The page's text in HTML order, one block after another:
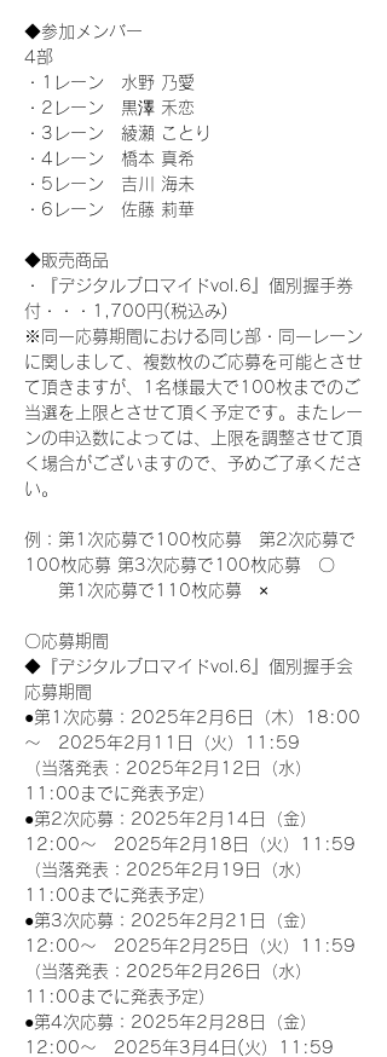
◆参加メンバー
4部
・1レーン　水野 乃愛
・2レーン　黒澤 禾恋
・3レーン　綾瀬 ことり
・4レーン　橋本 真希
・5レーン　吉川 海未
・6レーン　佐藤 莉華
◆販売商品
・『デジタルブロマイドvol.6』個別握手券
付・・・1,700円(税込み)
※同一応募期間における同じ部・同一レーン
に関しまして、複数枚のご応募を可能とさせ
て頂きますが、1名様最大で100枚までのご
当選を上限とさせて頂く予定です。またレー
ンの申込数によっては、上限を調整させて頂
く場合がございますので、予めご了承くださ
い。
例：第1次応募で100枚応募　第2次応募で
100枚応募 第3次応募で100枚応募　〇
第1次応募で110枚応募　×
〇応募期間
◆『デジタルブロマイドvol.6』個別握手会
応募期間
●第1次応募：2025年2月6日（木）18:00
～　2025年2月11日（火）11:59
（当落発表：2025年2月12日（水）
11:00までに発表予定）
●第2次応募：2025年2月14日（金）
12:00～　2025年2月18日（火）11:59
（当落発表：2025年2月19日（水）
11:00までに発表予定）
●第3次応募：2025年2月21日（金）
12:00～　2025年2月25日（火）11:59
（当落発表：2025年2月26日（水）
11:00までに発表予定）
●第4次応募：2025年2月28日（金）
12:00～　2025年3月4日(火）11:59